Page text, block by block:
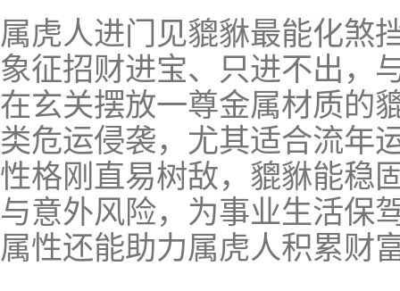
属虎人进门见貔貅最能化煞
象征招财进宝、只进不出，
在玄关摆放一尊金属材质的
类危运侵袭，尤其适合流年
性格刚直易树敌，貔貅能稳
与意外风险，为事业生活保
属性还能助力属虎人积累财